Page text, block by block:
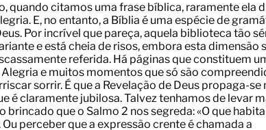
quando citamos uma frase bíblica, raramente ela
E, no entanto, a Bíblia é uma espécie de
Por incrível que pareça, aquela biblioteca tão
e está cheia de risos, embora esta dimensão
referida. Há páginas que constituem
e muitos momentos que só são
sorrir. É que a Revelação de Deus propaga-se
é claramente jubilosa. Talvez tenhamos de levar
brincado que o Salmo 2 nos segreda: «O que
Ou perceber que a expressão crente é chamada a